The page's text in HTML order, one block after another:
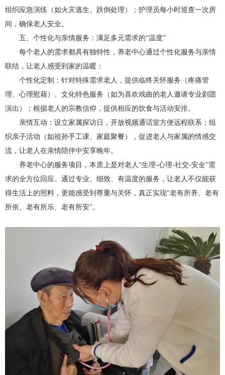
组织应急演练（如火灾逃生、跌倒处理）；护理员每小时巡查一次房
间，确保老人安全。
五、个性化与亲情服务：满足多元需求的“温度”
每个老人的需求都具有独特性，养老中心通过个性化服务与亲情
联结，让老人感受到家的温暖：
个性化定制：针对特殊需求老人，提供临终关怀服务（疼痛管
理、心理慰藉）、文化特色服务（如为喜欢戏曲的老人邀请专业剧团
演出）；根据老人的宗教信仰，提供相应的饮食与活动安排。
亲情互动：设立家属探访日，开放视频通话室方便远程联系；组
织亲子活动（如祖孙手工课、家庭聚餐），促进老人与家属的情感交
流，让老人在亲情陪伴中安享晚年。
养老中心的服务项目，本质上是对老人“生理-心理-社交-安全”需
求的全方位回应。通过专业、细致、有温度的服务，让老人不仅能获
得生活上的照料，更能感受到尊重与关怀，真正实现“老有所养、老有
所依、老有所乐、老有所安”。